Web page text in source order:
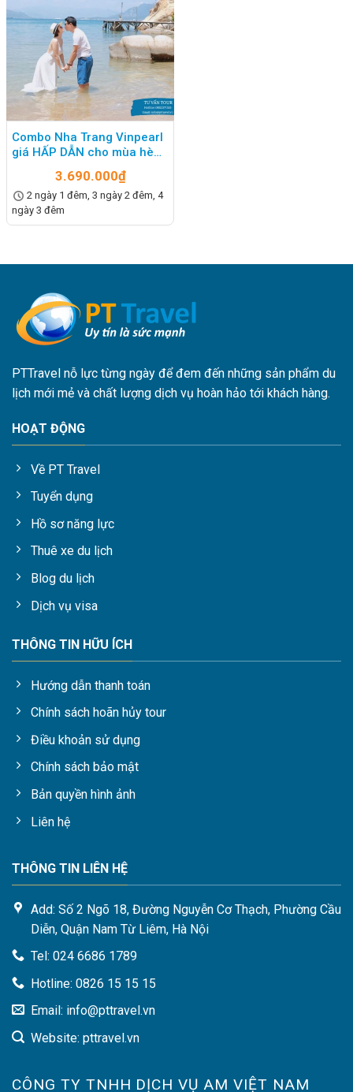
Combo Nha Trang Vinpearl
giá HẤP DẪN cho mùa hè
3.690.000₫
2 ngày 1 đêm, 3 ngày 2 đêm, 4
ngày 3 đêm
PTTravel nỗ lực từng ngày để đem đến những sản phẩm du
lịch mới mẻ và chất lượng dịch vụ hoàn hảo tới khách hàng.
HOẠT ĐỘNG
Về PT Travel
Tuyển dụng
Hồ sơ năng lực
Thuê xe du lịch
Blog du lịch
Dịch vụ visa
THÔNG TIN HỮU ÍCH
Hướng dẫn thanh toán
Chính sách hoãn hủy tour
Điều khoản sử dụng
Chính sách bảo mật
Bản quyền hình ảnh
Liên hệ
THÔNG TIN LIÊN HỆ
Add: Số 2 Ngõ 18, Đường Nguyễn Cơ Thạch, Phường Cầu
Diễn, Quận Nam Từ Liêm, Hà Nội
Tel: 024 6686 1789
Hotline: 0826 15 15 15
Email: info@pttravel.vn
Website: pttravel.vn
CÔNG TY TNHH DỊCH VỤ AM VIỆT NAM